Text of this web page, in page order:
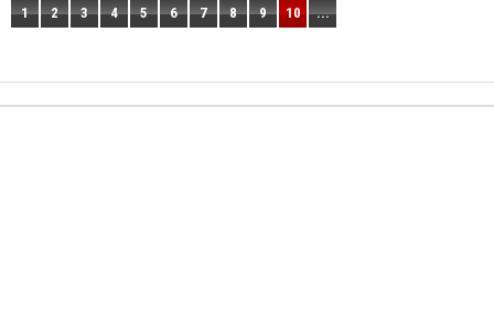
1 2 3 4 5 6 7 8 9 10 ...